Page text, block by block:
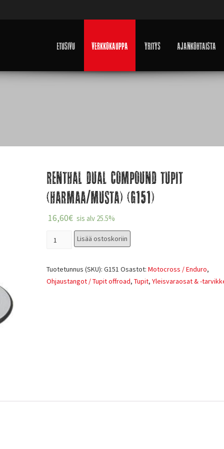
Etusivu Verkkokauppa Yritys Ajankohtaista
Renthal Dual Compound tupit
(harmaa/musta) (G151)
16,60€ sis alv 25.5%
Lisää ostoskoriin
Tuotetunnus (SKU): G151 Osastot: Motocross / Enduro,
Ohjaustangot / Tupit offroad, Tupit, Yleisvaraosat & -